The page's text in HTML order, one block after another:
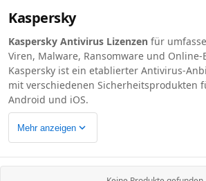
Kaspersky
Kaspersky Antivirus Lizenzen für
Viren, Malware, Ransomware und
Kaspersky ist ein etablierter Antivirus-
mit verschiedenen Sicherheitsprodukten
Android und iOS.
Mehr anzeigen expand_more